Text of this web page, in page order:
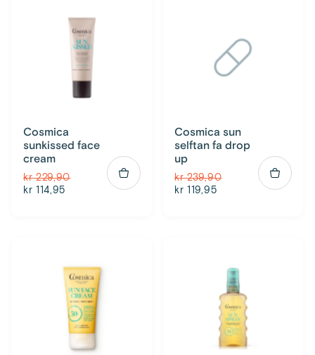
Cosmica
sunkissed face
cream
kr 229,90
kr 114,95
Cosmica sun
selftan fa drop
up
kr 239,90
kr 119,95